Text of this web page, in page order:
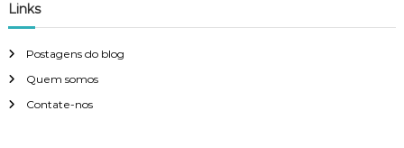
Links
Postagens do blog
Quem somos
Contate-nos